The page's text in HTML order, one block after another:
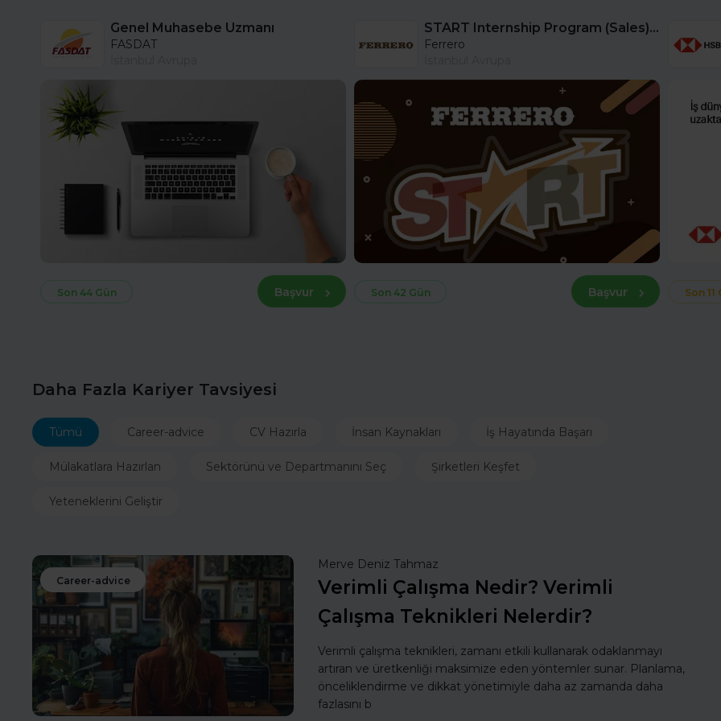
Genel Muhasebe Uzmanı
FASDAT
Son 44 Gün Başvur
START Internship Program (Sales) - Istanbul
Ferrero
Son 42 Gün Başvur Son 11
Daha Fazla Kariyer Tavsiyesi
Tümü Career-advice CV Hazırla İnsan Kaynakları İş Hayatında Başarı
Mülakatlara Hazırlan Sektörünü ve Departmanını Seç Şirketleri Keşfet
Yeteneklerini Geliştir
Career-advice
Merve Deniz Tahmaz
Verimli Çalışma Nedir? Verimli
Çalışma Teknikleri Nelerdir?
Verimli çalışma teknikleri, zamanı etkili kullanarak odaklanmayı
artıran ve üretkenliği maksimize eden yöntemler sunar. Planlama,
önceliklendirme ve dikkat yönetimiyle daha az zamanda daha
fazlasını b